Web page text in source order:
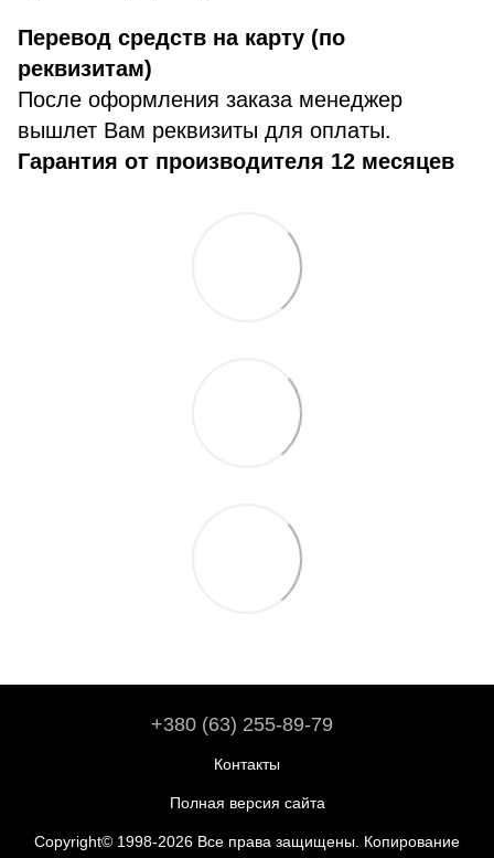
Перевод средств на карту (по
реквизитам)
После оформления заказа менеджер
вышлет Вам реквизиты для оплаты.
Гарантия от производителя 12 месяцев
+380 (63) 255-89-79
Контакты
Полная версия сайта
Copyright© 1998-2026 Все права защищены. Копирование